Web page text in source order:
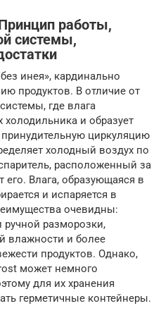
работы,
системы,
инея», кардинально
продуктов. В отличие от
где влага
холодильника и образует
циркуляцию
холодный воздух по
расположенный за
его. Влага, образующаяся в
и испаряется в
очевидны:
ручной разморозки,
влажности и более
продуктов. Однако,
может немного
для их хранения
герметичные контейнеры.